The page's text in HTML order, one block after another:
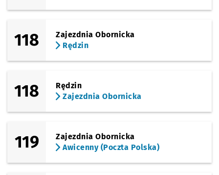
118
Zajezdnia Obornicka
Rędzin
118
Rędzin
Zajezdnia Obornicka
119
Zajezdnia Obornicka
Awicenny (Poczta Polska)